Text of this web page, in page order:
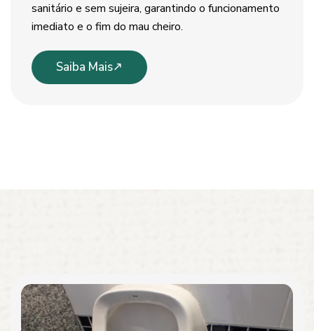
sanitário e sem sujeira, garantindo o funcionamento
imediato e o fim do mau cheiro.
Saiba Mais